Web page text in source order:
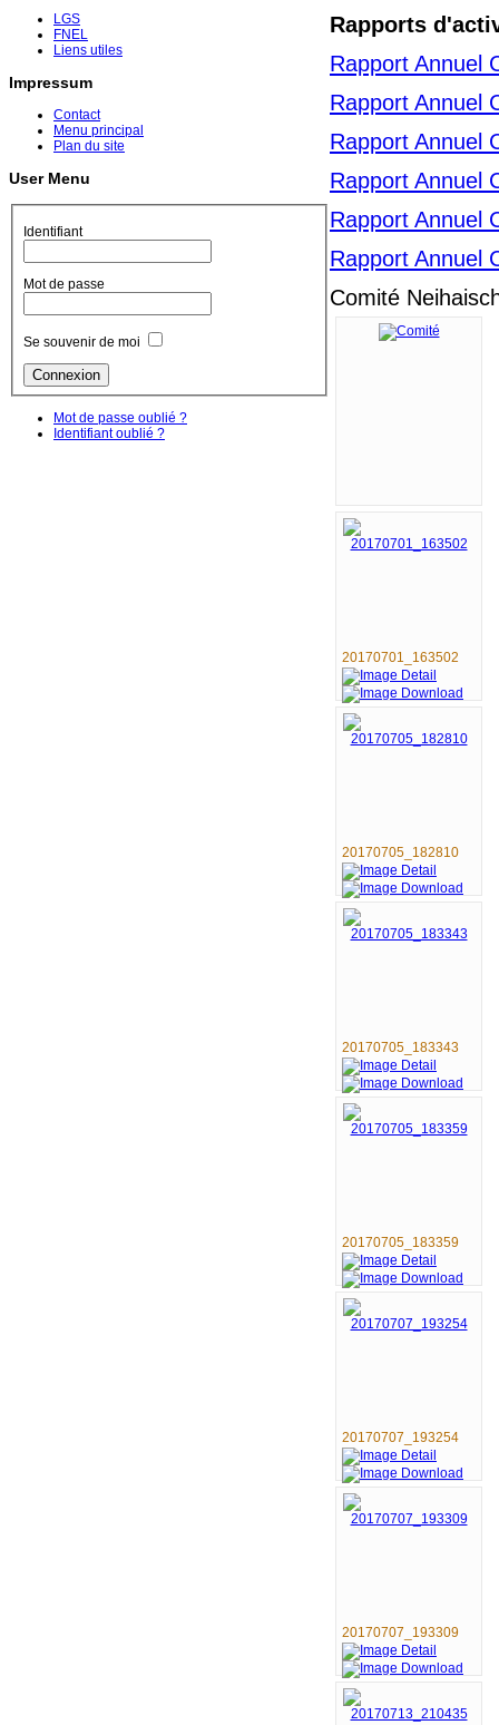
LGS
FNEL
Liens utiles
Impressum
Contact
Menu principal
Plan du site
User Menu
Identifiant
Mot de passe
Se souvenir de moi
Mot de passe oublié ?
Identifiant oublié ?
Rapports
Rapport Annuel
Rapport Annuel
Rapport Annuel
Rapport Annuel
Rapport Annuel
Rapport Annuel
Comité
20170701_163502
20170705_182810
20170705_183343
20170705_183359
20170707_193254
20170707_193309